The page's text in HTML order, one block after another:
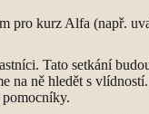
pro kurz Alfa (např.
Tato setkání
ně hledět s
pomocníky.